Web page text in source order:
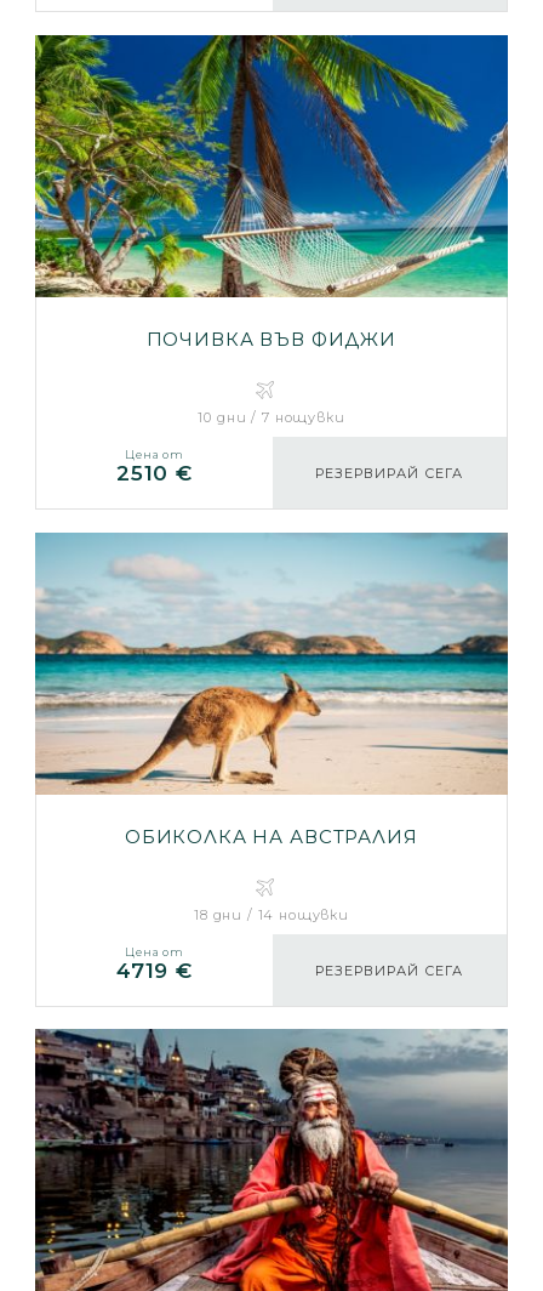
ПОЧИВКА ВЪВ ФИДЖИ
10 дни / 7 нощувки
Цена от
2510 € РЕЗЕРВИРАЙ СЕГА
ОБИКОЛКА НА АВСТРАЛИЯ
18 дни / 14 нощувки
Цена от
4719 € РЕЗЕРВИРАЙ СЕГА